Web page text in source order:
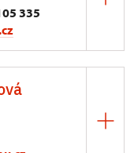
335